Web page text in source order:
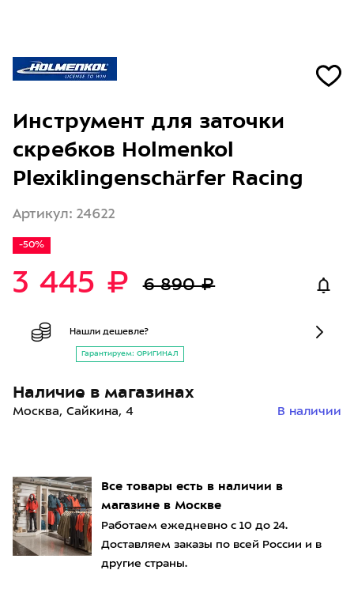
Все товары есть в наличии в
магазине в Москве
Работаем ежедневно с 10 до 24.
Доставляем заказы по всей России и в
другие страны.
Инструмент для заточки
скребков Holmenkol
Plexiklingenschärfer Racing
Артикул: 24622
-50%
3 445 ₽ 6 890 ₽
Нашли дешевле?
Гарантируем: ОРИГИНАЛ
Наличие в магазинах
Москва, Сайкина, 4 В наличии